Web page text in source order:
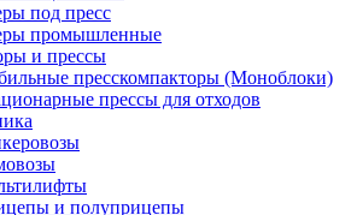
под пресс
промышленные
и прессы
пресскомпакторы (Моноблоки)
прессы для отходов
и полуприцепы